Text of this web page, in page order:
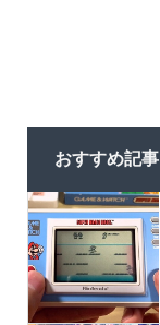
おすすめ記事